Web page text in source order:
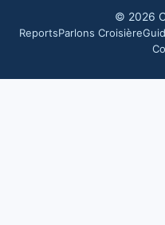
© 2026
ReportsParlons Croisière